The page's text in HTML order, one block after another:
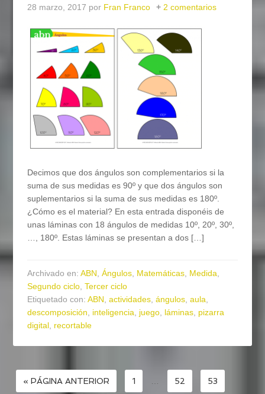
28 marzo, 2017 por Fran Franco 2 comentarios
Decimos que dos ángulos son complementarios si la
suma de sus medidas es 90º y que dos ángulos son
suplementarios si la suma de sus medidas es 180º.
¿Cómo es el material? En esta entrada disponéis de
unas láminas con 18 ángulos de medidas 10º, 20º, 30º,
…, 180º. Estas láminas se presentan a dos […]
Archivado en:ABN ,Ángulos Matemáticas Medida
Segundo ciclo ,Tercer ciclo
Etiquetado con:ABN ,actividades ,ángulos ,aula
descomposición
inteligencia juego láminas pizarra
digital recortable
« PÁGINA ANTERIOR 1 52 53